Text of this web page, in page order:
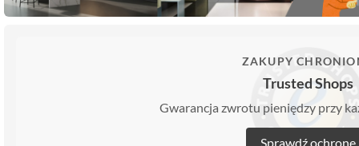
ZAKUPY
Trusted Shops
Gwarancja zwrotu pieniędzy przy
Sprawdź ochronę